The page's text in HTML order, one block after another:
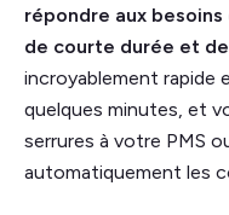
répondre aux
de courte durée et
incroyablement rapide
quelques minutes, et
serrures à votre PMS
automatiquement les